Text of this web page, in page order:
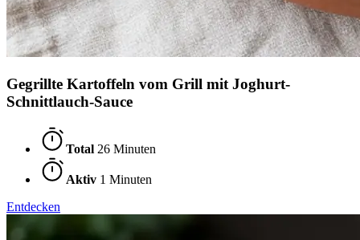
Gegrillte Kartoffeln vom Grill mit Joghurt-
Schnittlauch-Sauce
Total 26 Minuten
Aktiv 1 Minuten
Entdecken